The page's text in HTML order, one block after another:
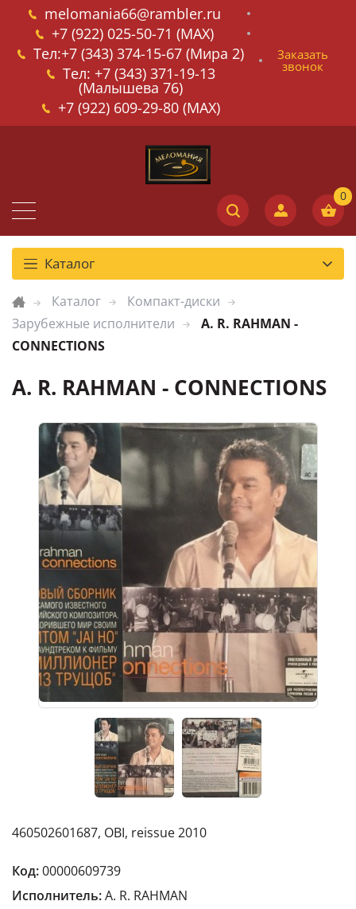
melomania66@rambler.ru
+7 (922) 025-50-71 (MAX)
Тел:+7 (343) 374-15-67 (Мира 2)
Тел: +7 (343) 371-19-13
(Малышева 76)
+7 (922) 609-29-80 (MAX)
Заказать
звонок
Каталог
Каталог
Компакт-диски
Зарубежные исполнители
A. R. RAHMAN -
CONNECTIONS
A. R. RAHMAN - CONNECTIONS
460502601687, OBI, reissue 2010
Код:00000609739
Исполнитель:A. R. RAHMAN